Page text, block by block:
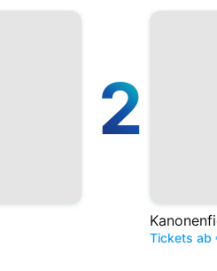
2
Tickets ab